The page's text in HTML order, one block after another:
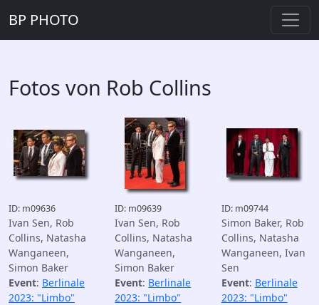
BP PHOTO
Fotos von Rob Collins
ID: m09636
Ivan Sen, Rob
Collins, Natasha
Wanganeen,
Simon Baker
Event: Berlinale
2023: "Limbo"
ID: m09639
Ivan Sen, Rob
Collins, Natasha
Wanganeen,
Simon Baker
Event: Berlinale
2023: "Limbo"
ID: m09744
Simon Baker, Rob
Collins, Natasha
Wanganeen, Ivan
Sen
Event: Berlinale
2023: "Limbo"